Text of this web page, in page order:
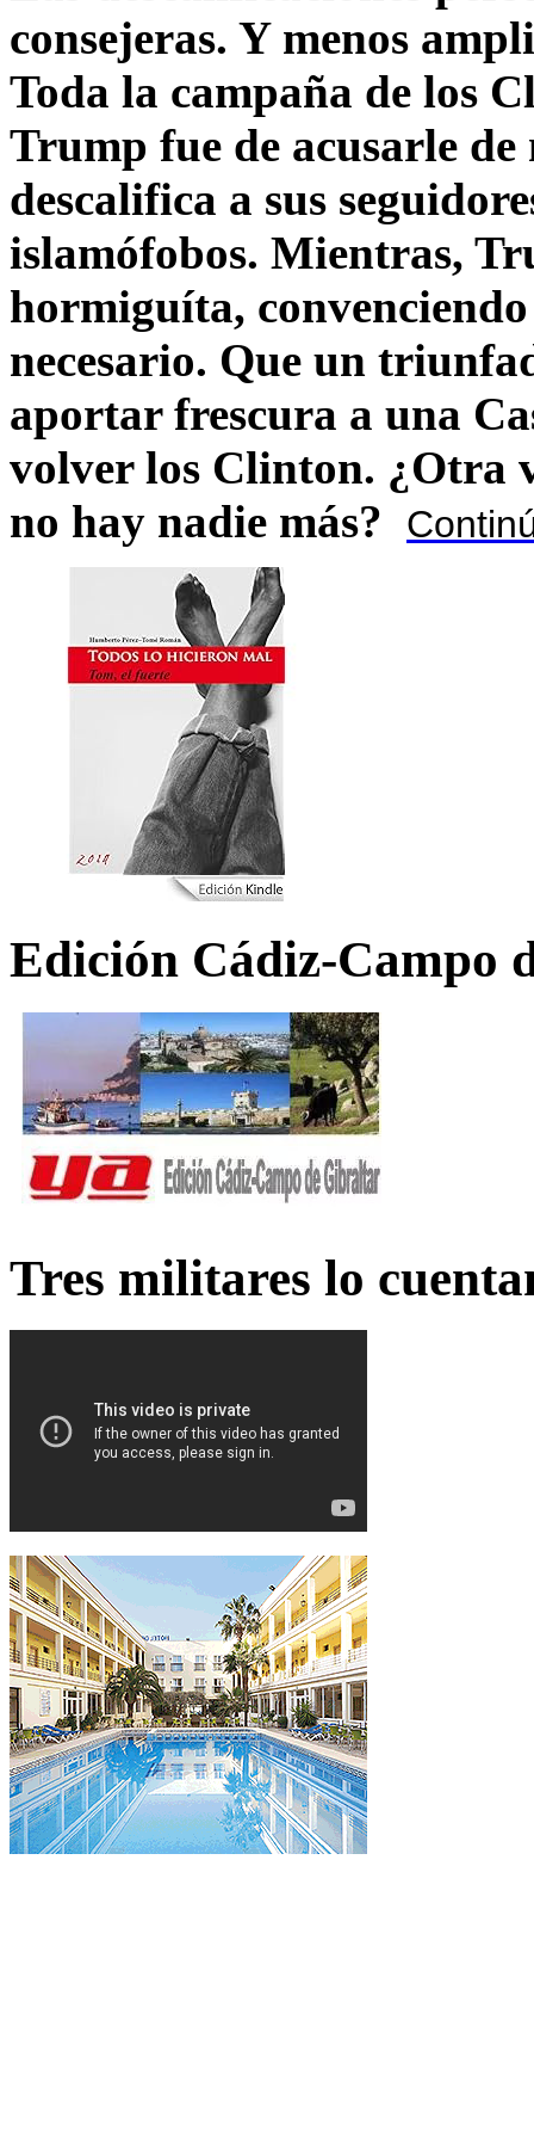
consejeras. Y menos
Toda la campaña de los
Trump fue de acusarle
descalifica a sus
islamófobos. Mientras,
hormiguíta,
necesario. Que un
aportar frescura a una
volver los Clinton. ¿Otra
no hay nadie más?
Edición Cádiz-Campo
Tres militares lo